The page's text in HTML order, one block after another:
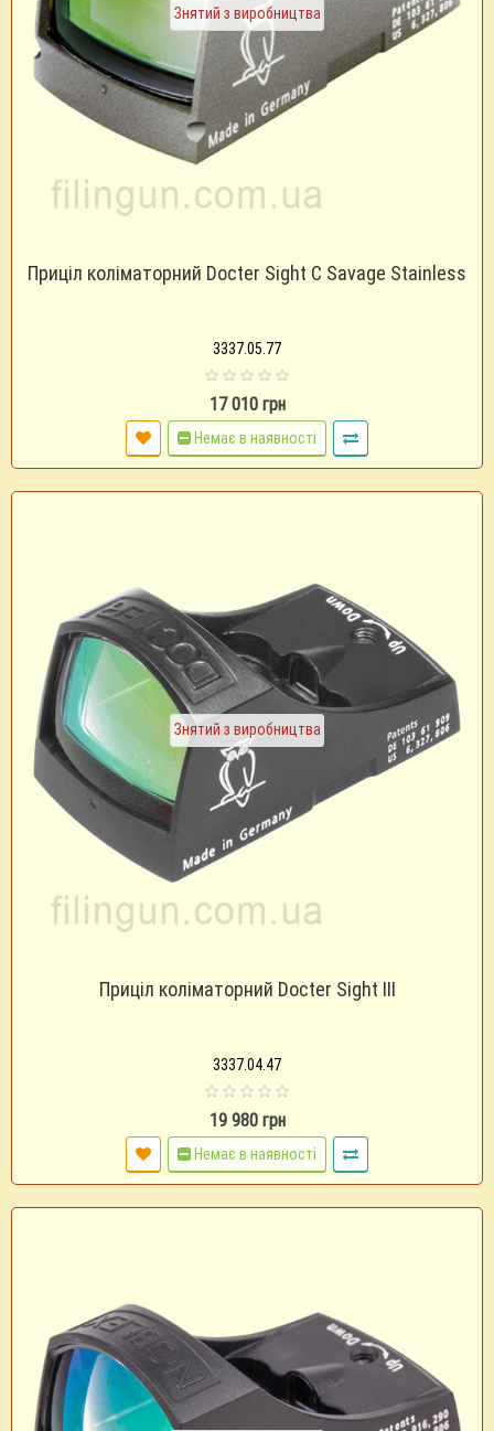
Знятий з виробництва
Приціл коліматорний Docter Sight C Savage Stainless
3337.05.77
17 010 грн
Немає в наявності
Знятий з виробництва
Приціл коліматорний Docter Sight III
3337.04.47
19 980 грн
Немає в наявності